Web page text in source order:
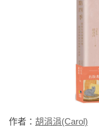
作者： 胡涓涓(Carol)